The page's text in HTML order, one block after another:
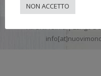
Flli UNIA s.n.c. | Lungo
NON ACCETTO